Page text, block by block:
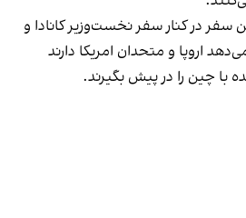
سفر در کنار سفر نخست‌وزیر کانادا و
اروپا و متحدان امریکا دارند
با چین را در پیش بگیرند.